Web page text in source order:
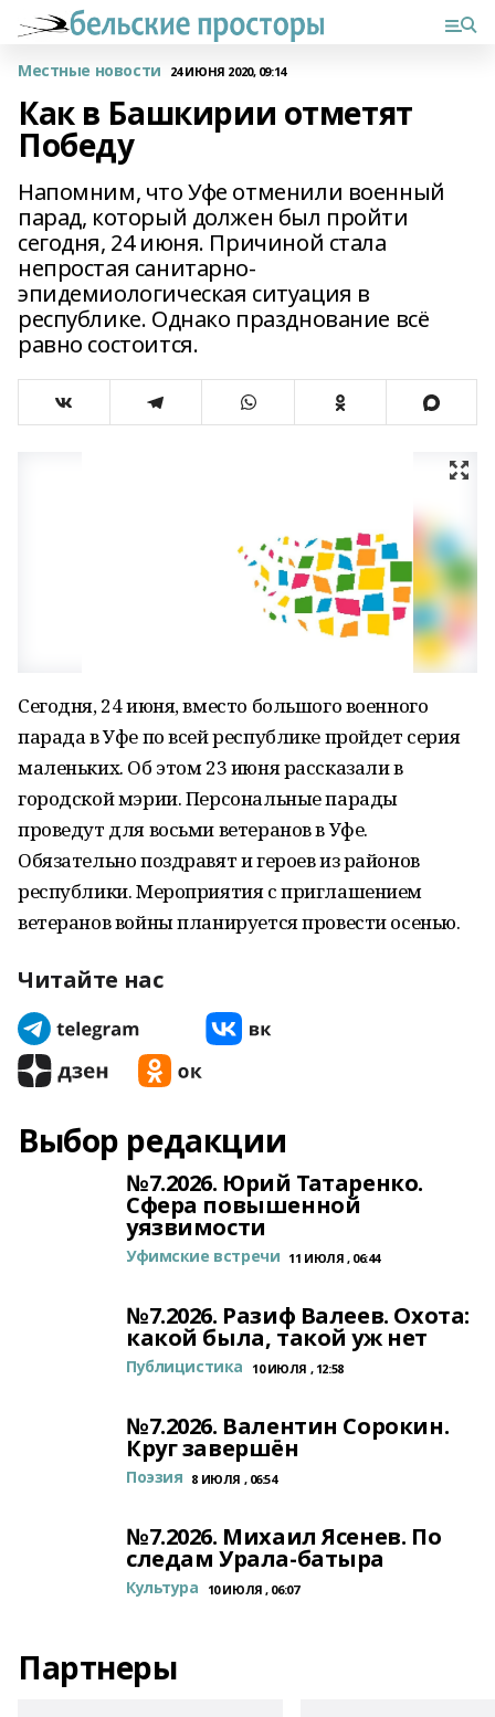
Местные новости 24 ИЮНЯ 2020, 09:14
Как в Башкирии отметят
Победу
Напомним, что Уфе отменили военный
парад, который должен был пройти
сегодня, 24 июня. Причиной стала
непростая санитарно-
эпидемиологическая ситуация в
республике. Однако празднование всё
равно состоится.
Сегодня, 24 июня, вместо большого военного
парада в Уфе по всей республике пройдет серия
маленьких. Об этом 23 июня рассказали в
городской мэрии. Персональные парады
проведут для восьми ветеранов в Уфе.
Обязательно поздравят и героев из районов
республики. Мероприятия с приглашением
ветеранов войны планируется провести осенью.
Читайте нас
Выбор редакции
№7.2026. Юрий Татаренко.
Сфера повышенной
уязвимости
Уфимские встречи 11 ИЮЛЯ , 06:44
№7.2026. Разиф Валеев. Охота:
какой была, такой уж нет
Публицистика 10 ИЮЛЯ , 12:58
№7.2026. Валентин Сорокин.
Круг завершён
Поэзия 8 ИЮЛЯ , 06:54
№7.2026. Михаил Ясенев. По
следам Урала-батыра
Культура 10 ИЮЛЯ , 06:07
Партнеры